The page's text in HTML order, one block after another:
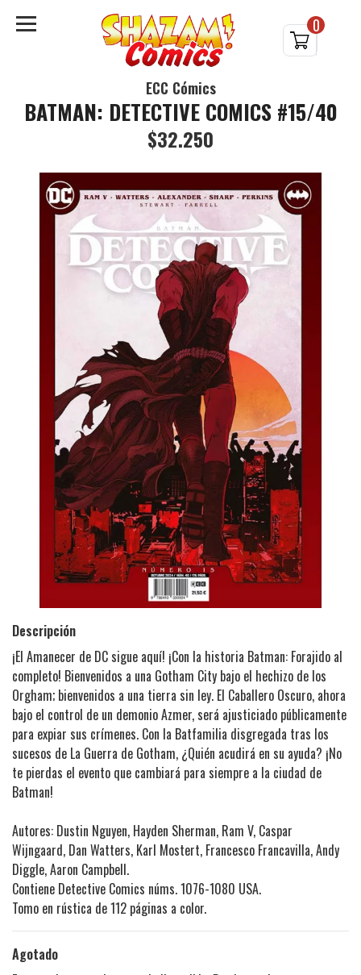
0
ECC Cómics
BATMAN: DETECTIVE COMICS #15/40
$32.250
Descripción
¡El Amanecer de DC sigue aquí! ¡Con la historia Batman: Forajido al
completo! Bienvenidos a una Gotham City bajo el hechizo de los
Orgham; bienvenidos a una tierra sin ley. El Caballero Oscuro, ahora
bajo el control de un demonio Azmer, será ajusticiado públicamente
para expiar sus crímenes. Con la Batfamilia disgregada tras los
sucesos de La Guerra de Gotham, ¿Quién acudirá en su ayuda? ¡No
te pierdas el evento que cambiará para siempre a la ciudad de
Batman!
Autores: Dustin Nguyen, Hayden Sherman, Ram V, Caspar
Wijngaard, Dan Watters, Karl Mostert, Francesco Francavilla, Andy
Diggle, Aaron Campbell.
Contiene Detective Comics núms. 1076-1080 USA.
Tomo en rústica de 112 páginas a color.
Agotado